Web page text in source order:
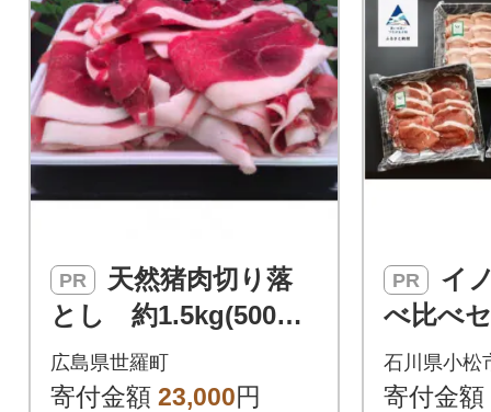
PR
とし 約1.5kg(500g×
3)
広島県世羅町
寄付金額 23,000円
PR
べ比べ
モモ ウ
天然ジ
石川県小松
寄付金額